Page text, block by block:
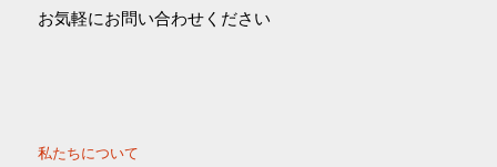
お気軽にお問い合わせください
私たちについて